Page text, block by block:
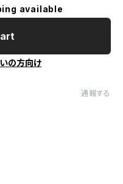
available
の方向け
通報する